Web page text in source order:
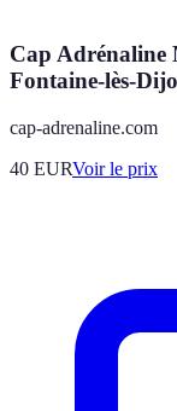
Cap Adrénaline
Fontaine-lès-
cap-adrenaline.com
40 EURVoir le prix